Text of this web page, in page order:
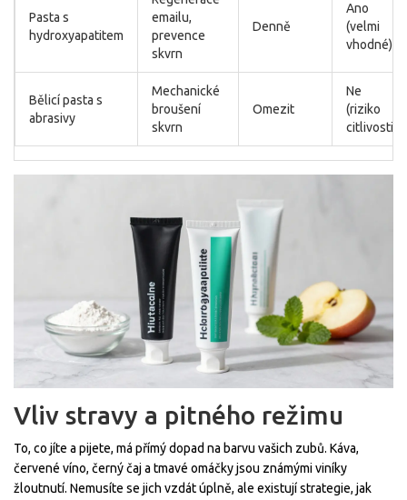
Pasta s
hydroxyapatitem
emailu,
prevence
skvrn
Denně
Ano
(velmi
vhodné)
Bělicí pasta s
abrasivy
Mechanické
broušení
skvrn
Omezit
Ne
(riziko
citlivosti)
Vliv stravy a pitného režimu
To, co jíte a pijete, má přímý dopad na barvu vašich zubů. Káva,
červené víno, černý čaj a tmavé omáčky jsou známými viníky
žloutnutí. Nemusíte se jich vzdát úplně, ale existují strategie, jak